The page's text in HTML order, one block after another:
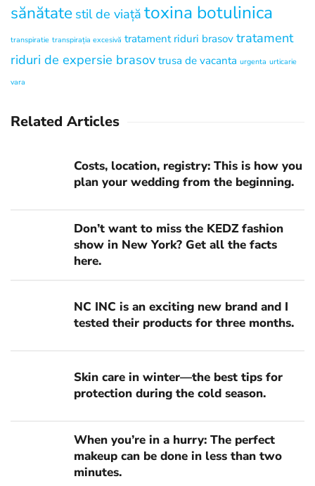
sănătate stil de viață toxina botulinica
transpiratie transpirația excesivă tratament riduri brasov tratament
riduri de expersie brasov trusa de vacanta urgenta urticarie
vara
Related Articles
Costs, location, registry: This is how you
plan your wedding from the beginning.
Don’t want to miss the KEDZ fashion
show in New York? Get all the facts
here.
NC INC is an exciting new brand and I
tested their products for three months.
Skin care in winter—the best tips for
protection during the cold season.
When you’re in a hurry: The perfect
makeup can be done in less than two
minutes.